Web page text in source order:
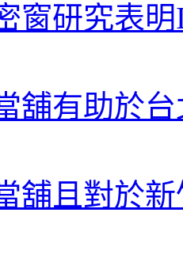
窗研究表
舖有助於
舖且對於